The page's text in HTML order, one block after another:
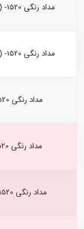
مداد رنگی Moos Green Dark (27182) -1520 کرتاکالر
مداد رنگی Moos Green Light (27181) -1520 کرتاکالر
مداد رنگی Light Blue (27158) -1520 کرتاکالر
مداد رنگی Delft Blue (27153) -1520 کرتاکالر
مداد رنگی Prussian Blue (27161) -1520 کرتاکالر